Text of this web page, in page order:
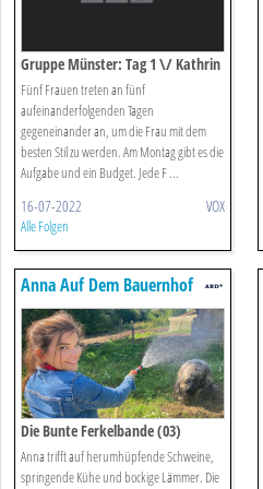
Gruppe Münster: Tag 1 \/ Kathrin
Fünf Frauen treten an fünf
aufeinanderfolgenden Tagen
gegeneinander an, um die Frau mit dem
besten Stil zu werden. Am Montag gibt es die
Aufgabe und ein Budget. Jede F ...
16-07-2022 VOX
Alle Folgen
Anna Auf Dem Bauernhof
Die Bunte Ferkelbande (03)
Anna trifft auf herumhüpfende Schweine,
springende Kühe und bockige Lämmer. Die